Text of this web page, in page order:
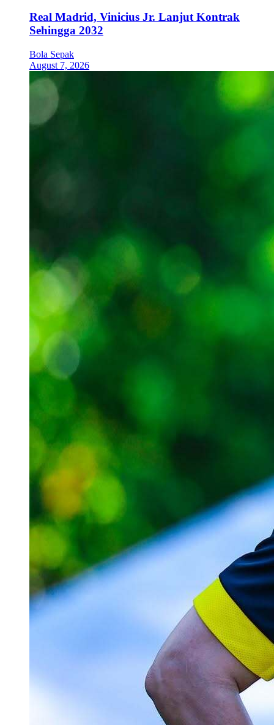
Real Madrid, Vinicius Jr. Lanjut Kontrak
Sehingga 2032
Bola Sepak
August 7, 2026